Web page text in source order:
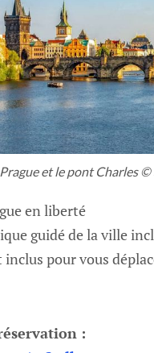
et le pont Charles
en liberté
guidé de la ville
pour vous
: